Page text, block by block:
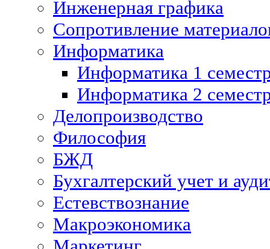
Инженерная графика
Сопротивление
Информатика
Информатика 1
Информатика 2
Делопроизводство
Философия
БЖД
Бухгалтерский учет и
Естевствознание
Макроэкономика